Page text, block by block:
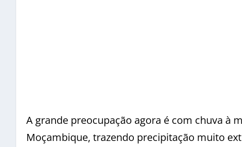
A grande preocupação agora é com chuva à
Moçambique, trazendo precipitação muito